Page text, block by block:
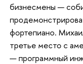
бизнесмены —
фортепиано.
третье место с
— программный